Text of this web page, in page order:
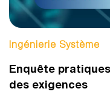
Ingénierie Système
Enquête
des exigences